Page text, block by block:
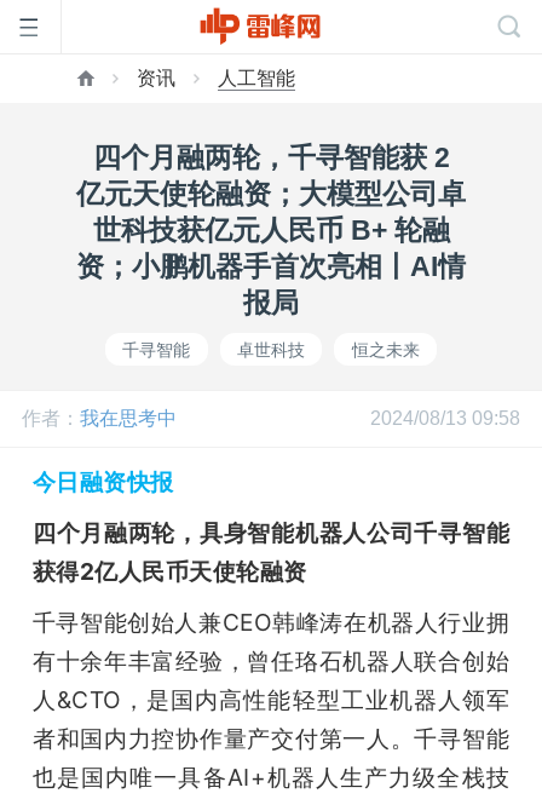
页
雷
公
开
课
活
资讯 人工智能
四个月融两轮，千寻智能获 2
亿元天使轮融资；大模型公司卓
世科技获亿元人民币 B+ 轮融
资；小鹏机器手首次亮相丨AI情
报局
千寻智能 卓世科技 恒之未来
作者： 我在思考中 2024/08/13 09:58
今日融资快报
四个月融两轮，具身智能机器人公司千寻智能
获得2亿人民币天使轮融资
千寻智能创始人兼CEO韩峰涛在机器人行业拥
有十余年丰富经验，曾任珞石机器人联合创始
人&CTO，是国内高性能轻型工业机器人领军
者和国内力控协作量产交付第一人。千寻智能
也是国内唯一具备AI+机器人生产力级全栈技